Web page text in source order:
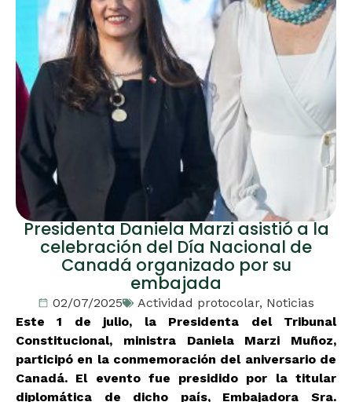
Presidenta Daniela Marzi asistió a la
celebración del Día Nacional de
Canadá organizado por su
embajada
02/07/2025 Actividad protocolar, Noticias
Este 1 de julio, la Presidenta del Tribunal
Constitucional, ministra Daniela Marzi Muñoz,
participó en la conmemoración del aniversario de
Canadá. El evento fue presidido por la titular
diplomática de dicho país, Embajadora Sra.